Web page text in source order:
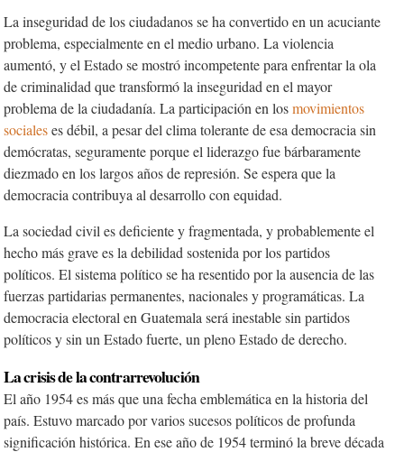
La inseguridad de los ciudadanos se ha convertido en un acuciante
problema, especialmente en el medio urbano. La violencia
aumentó, y el Estado se mostró incompetente para enfrentar la ola
de criminalidad que transformó la inseguridad en el mayor
problema de la ciudadanía. La participación en losmovimientos
socialeses débil, a pesar del clima tolerante de esa democracia sin
demócratas, seguramente porque el liderazgo fue bárbaramente
diezmado en los largos años de represión. Se espera que la
democracia contribuya al desarrollo con equidad.
La sociedad civil es deficiente y fragmentada, y probablemente el
hecho más grave es la debilidad sostenida por los partidos
políticos. El sistema político se ha resentido por la ausencia de las
fuerzas partidarias permanentes, nacionales y programáticas. La
democracia electoral en Guatemala será inestable sin partidos
políticos y sin un Estado fuerte, un pleno Estado de derecho.
La crisis de la contrarrevolución
El año 1954 es más que una fecha emblemática en la historia del
país. Estuvo marcado por varios sucesos políticos de profunda
significación histórica. En ese año de 1954 terminó la breve década